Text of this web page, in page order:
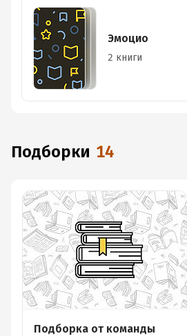
Эмоцио
2 книги
Подборки 14
Подборка от команды